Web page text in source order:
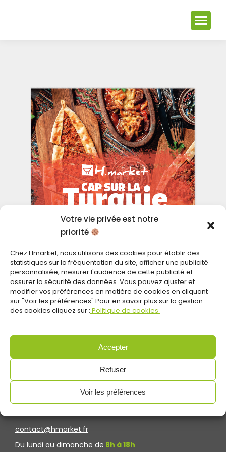
Votre vie privée est notre
priorité
Chez Hmarket, nous utilisons des cookies pour établir des
statistiques sur la fréquentation du site, afficher une publicité
personnalisée, mesurer l'audience de cette publicité et
assurer la sécurité des données. Vous pouvez ajuster et
modifier vos préférences en matière de cookies en cliquant
sur "Voir les préférences" Pour en savoir plus sur la gestion
des cookies cliquez sur : Politique de cookies
Accepter
Refuser
Voir les préférences
CONTACTEZ-NOUS
Tel :01.85.10.02.50
contact@hmarket.fr
Du lundi au dimanche de 8h à 18h